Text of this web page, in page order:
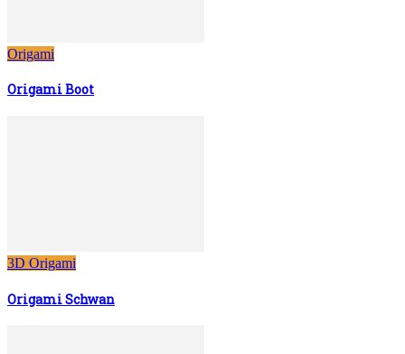
Origami
Origami Boot
3D Origami
Origami Schwan